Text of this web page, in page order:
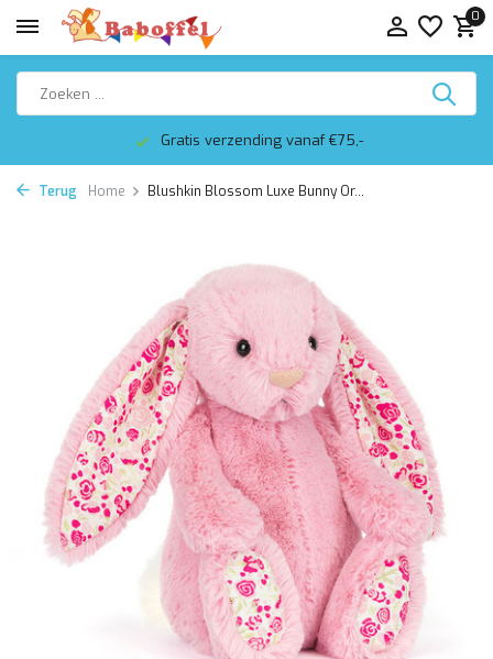
0
Gratis verzending vanaf €75,-
Terug Home Blushkin Blossom Luxe Bunny Or...